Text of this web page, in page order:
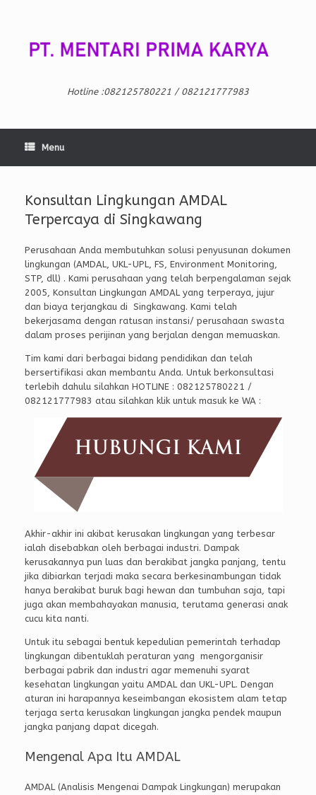
Hotline :082125780221 / 082121777983
Menu
Konsultan Lingkungan AMDAL
Terpercaya di Singkawang
Perusahaan Anda membutuhkan solusi penyusunan dokumen
lingkungan (AMDAL, UKL-UPL, FS, Environment Monitoring,
STP, dll) . Kami perusahaan yang telah berpengalaman sejak
2005, Konsultan Lingkungan AMDAL yang terperaya, jujur
dan biaya terjangkau di Singkawang. Kami telah
bekerjasama dengan ratusan instansi/ perusahaan swasta
dalam proses perijinan yang berjalan dengan memuaskan.
Tim kami dari berbagai bidang pendidikan dan telah
bersertifikasi akan membantu Anda. Untuk berkonsultasi
terlebih dahulu silahkan HOTLINE : 082125780221 /
082121777983 atau silahkan klik untuk masuk ke WA :
Akhir-akhir ini akibat kerusakan lingkungan yang terbesar
ialah disebabkan oleh berbagai industri. Dampak
kerusakannya pun luas dan berakibat jangka panjang, tentu
jika dibiarkan terjadi maka secara berkesinambungan tidak
hanya berakibat buruk bagi hewan dan tumbuhan saja, tapi
juga akan membahayakan manusia, terutama generasi anak
cucu kita nanti.
Untuk itu sebagai bentuk kepedulian pemerintah terhadap
lingkungan dibentuklah peraturan yang mengorganisir
berbagai pabrik dan industri agar memenuhi syarat
kesehatan lingkungan yaitu AMDAL dan UKL-UPL. Dengan
aturan ini harapannya keseimbangan ekosistem alam tetap
terjaga serta kerusakan lingkungan jangka pendek maupun
jangka panjang dapat dicegah.
Mengenal Apa Itu AMDAL
AMDAL (Analisis Mengenai Dampak Lingkungan) merupakan